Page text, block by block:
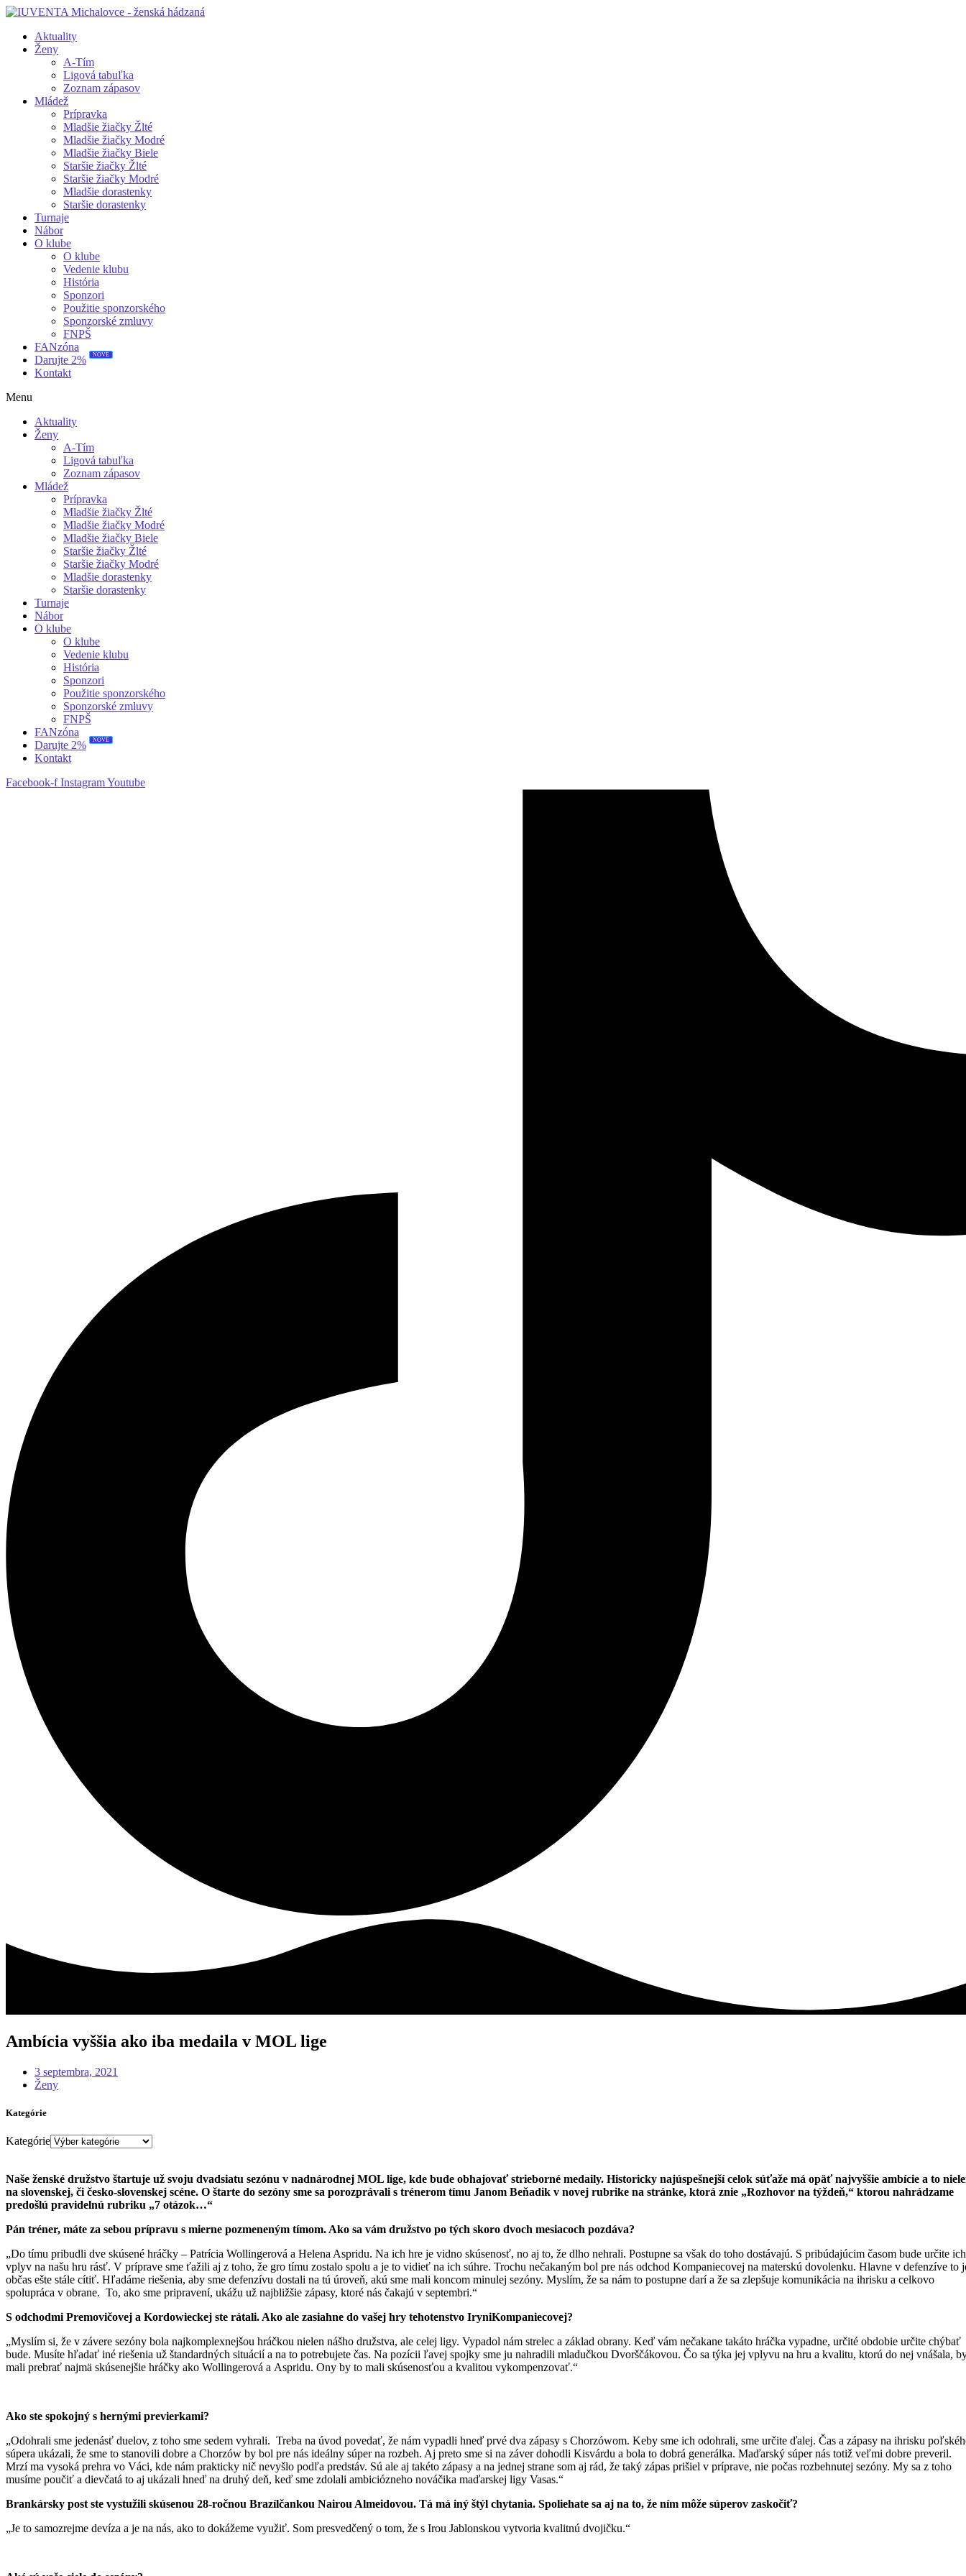
Aktuality
Ženy
A-Tím
Ligová tabuľka
Zoznam zápasov
Mládež
Prípravka
Mladšie žiačky Žlté
Mladšie žiačky Modré
Mladšie žiačky Biele
Staršie žiačky Žlté
Staršie žiačky Modré
Mladšie dorastenky
Staršie dorastenky
Turnaje
Nábor
O klube
O klube
Vedenie klubu
História
Sponzori
Použitie sponzorského
Sponzorské zmluvy
FNPŠ
FANzóna
Darujte 2%
NOVÉ
Kontakt
Menu
Aktuality
Ženy
A-Tím
Ligová tabuľka
Zoznam zápasov
Mládež
Prípravka
Mladšie žiačky Žlté
Mladšie žiačky Modré
Mladšie žiačky Biele
Staršie žiačky Žlté
Staršie žiačky Modré
Mladšie dorastenky
Staršie dorastenky
Turnaje
Nábor
O klube
O klube
Vedenie klubu
História
Sponzori
Použitie sponzorského
Sponzorské zmluvy
FNPŠ
FANzóna
Darujte 2%
NOVÉ
Kontakt
Facebook-f InstagramYoutube
Ambícia vyššia ako iba medaila v MOL lige
3 septembra, 2021
Ženy
Kategórie
Kategórie
Naše ženské družstvo štartuje už svoju dvadsiatu sezónu v nadnárodnej MOL lige, kde bude obhajovať strieborné medaily. Historicky najúspešnejší celok súťaže má opäť najvyššie ambície a to
na slovenskej, či česko-slovenskej scéne. O štarte do sezóny sme sa porozprávali s trénerom tímu Janom Beňadik v novej rubrike na stránke, ktorá znie „Rozhovor na týždeň,“ ktorou nahrádzame
predošlú pravidelnú rubriku „7 otázok…“
Pán tréner, máte za sebou prípravu s mierne pozmeneným tímom. Ako sa vám družstvo po tých skoro dvoch mesiacoch pozdáva?
„Do tímu pribudli dve skúsené hráčky – Patrícia Wollingerová a Helena Aspridu. Na ich hre je vidno skúsenosť, no aj to, že dlho nehrali. Postupne sa však do toho dostávajú. S pribúdajúcim časom bude určite ich
vplyv na našu hru rásť. V príprave sme ťažili aj z toho, že gro tímu zostalo spolu a je to vidieť na ich súhre. Trochu nečakaným bol pre nás odchod Kompaniecovej na materskú dovolenku. Hlavne v defenzíve to
občas ešte stále cítiť. Hľadáme riešenia, aby sme defenzívu dostali na tú úroveň, akú sme mali koncom minulej sezóny. Myslím, že sa nám to postupne darí a že sa zlepšuje komunikácia na ihrisku a celkovo
spolupráca v obrane. To, ako sme pripravení, ukážu už najbližšie zápasy, ktoré nás čakajú v septembri.“
S odchodmi Premovičovej a Kordowieckej ste rátali. Ako ale zasiahne do vašej hry tehotenstvo IryniKompaniecovej?
„Myslím si, že v závere sezóny bola najkomplexnejšou hráčkou nielen nášho družstva, ale celej ligy. Vypadol nám strelec a základ obrany. Keď vám nečakane takáto hráčka vypadne, určité obdobie určite chýbať
bude. Musíte hľadať iné riešenia už štandardných situácií a na to potrebujete čas. Na pozícii ľavej spojky sme ju nahradili mladučkou Dvorščákovou. Čo sa týka jej vplyvu na hru a kvalitu, ktorú do nej vnášala,
mali prebrať najmä skúsenejšie hráčky ako Wollingerová a Aspridu. Ony by to mali skúsenosťou a kvalitou vykompenzovať.“
Ako ste spokojný s hernými previerkami?
„Odohrali sme jedenásť duelov, z toho sme sedem vyhrali. Treba na úvod povedať, že nám vypadli hneď prvé dva zápasy s Chorzówom. Keby sme ich odohrali, sme určite ďalej. Čas a zápasy na ihrisku
súpera ukázali, že sme to stanovili dobre a Chorzów by bol pre nás ideálny súper na rozbeh. Aj preto sme si na záver dohodli Kisvárdu a bola to dobrá generálka. Maďarský súper nás totiž veľmi dobre preveril.
Mrzí ma vysoká prehra vo Váci, kde nám prakticky nič nevyšlo podľa predstáv. Sú ale aj takéto zápasy a na jednej strane som aj rád, že taký zápas prišiel v príprave, nie počas rozbehnutej sezóny. My sa z toho
musíme poučiť a dievčatá to aj ukázali hneď na druhý deň, keď sme zdolali ambiciózneho nováčika maďarskej ligy Vasas.“
Brankársky post ste vystužili skúsenou 28-ročnou Brazílčankou Nairou Almeidovou. Tá má iný štýl chytania. Spoliehate sa aj na to, že ním môže súperov zaskočiť?
„Je to samozrejme devíza a je na nás, ako to dokážeme využiť. Som presvedčený o tom, že s Irou Jablonskou vytvoria kvalitnú dvojičku.“